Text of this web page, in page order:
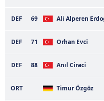
Sizlere daha iyi bir hizmet
kullanılmaktadır. Bu
toplumu hizmetlerinin
kılınması ve
DEF 69 Ali Alperen
DEF 71 Orhan Evci
DEF 88 Anıl Ciraci
ORT Timur Özgöz